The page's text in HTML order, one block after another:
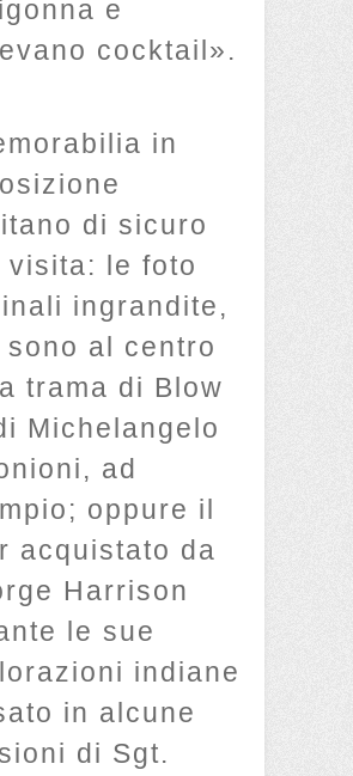
e
cocktail».
in
di sicuro
visita: le foto
ingrandite,
sono al centro
trama di Blow
Michelangelo
ad
oppure il
acquistato da
Harrison
le sue
indiane
in alcune
di Sgt.